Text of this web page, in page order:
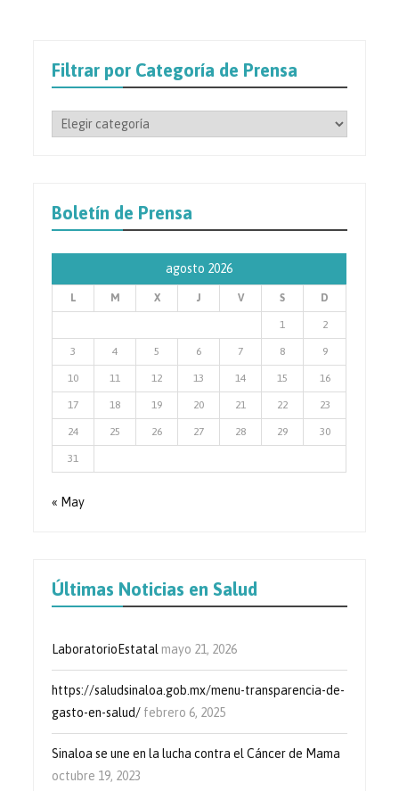
Filtrar por Categoría de Prensa
Filtrar
Prensa
Boletín de Prensa
agosto 2026
L M X J V S D
1 2
3 4 5 6 7 8 9
10 11 12 13 14 15 16
17 18 19 20 21 22 23
24 25 26 27 28 29 30
31
« May
Últimas Noticias en Salud
LaboratorioEstatal mayo 21, 2026
https://saludsinaloa.gob.mx/menu-transparencia-de-
gasto-en-salud/ febrero 6, 2025
Sinaloa se une en la lucha contra el Cáncer de Mama
octubre 19, 2023